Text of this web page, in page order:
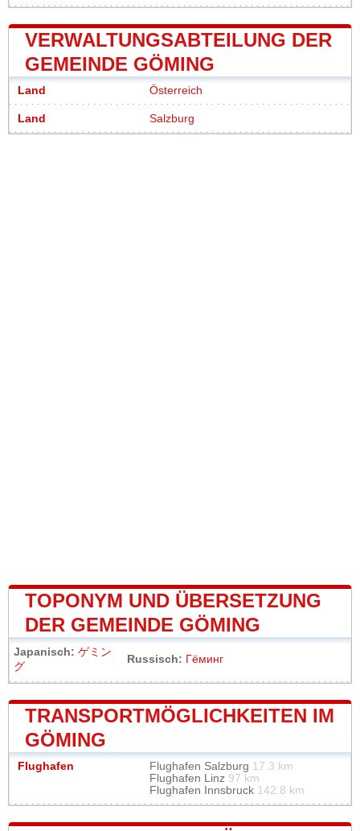
VERWALTUNGSABTEILUNG DER
GEMEINDE GÖMING
Land Österreich
Land Salzburg
TOPONYM UND ÜBERSETZUNG
DER GEMEINDE GÖMING
Japanisch: ゲミン
グ
Russisch: Гёминг
TRANSPORTMÖGLICHKEITEN IM
GÖMING
Flughafen Flughafen Salzburg 17.3 km
Flughafen Linz 97 km
Flughafen Innsbruck 142.8 km